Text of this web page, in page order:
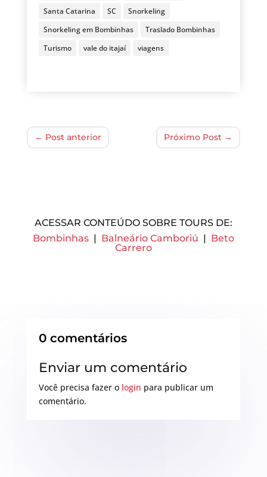
Santa Catarina
SC
Snorkeling
Snorkeling em Bombinhas
Traslado Bombinhas
Turismo
vale do itajaí viagens
← Post anterior Próximo Post →
ACESSAR CONTEÚDO SOBRE TOURS DE:
Bombinhas| Balneário Camboriú | Beto
Carrero
0 comentários
Enviar um comentário
Você precisa fazer o login para publicar um
comentário.